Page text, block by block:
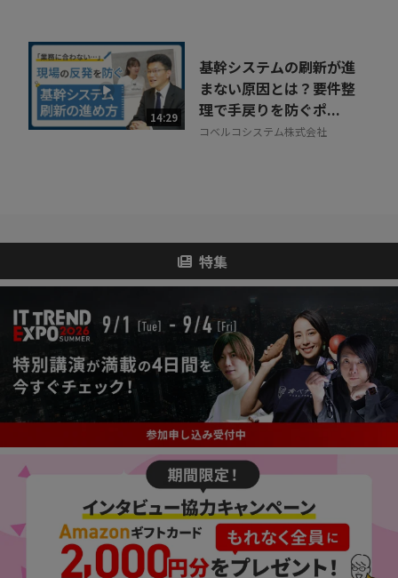
14:29
基幹システムの刷新が進
まない原因とは？要件整
理で手戻りを防ぐポ...
コベルコシステム株式会社
特集